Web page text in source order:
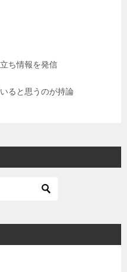
ち情報を発信
ると思うのが持論